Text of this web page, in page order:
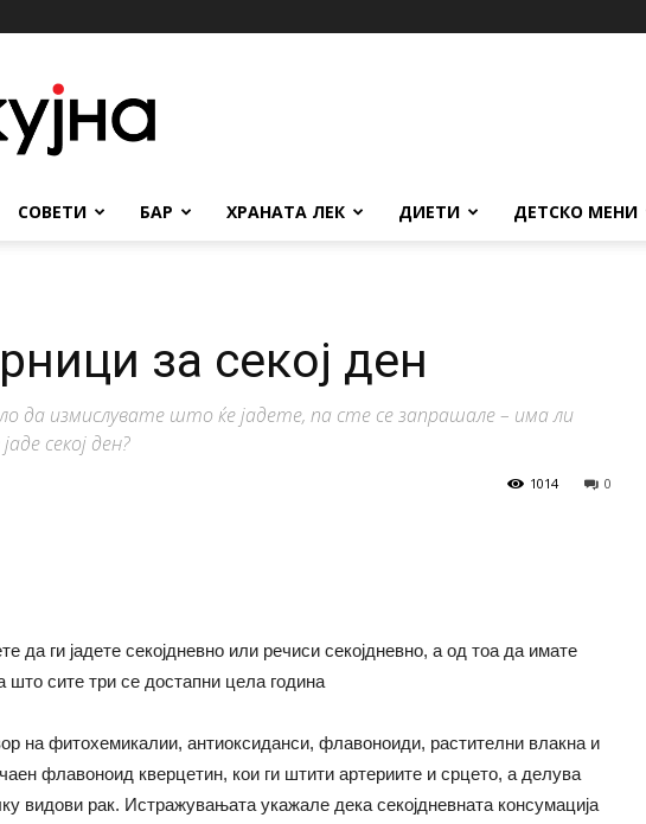
СОВЕТИ БАР ХРАНАТА ЛЕК ДИЕТИ ДЕТСКО МЕНИ
за секој ден
да измислувате што ќе јадете, па сте се запрашале – има ли
секој ден?
0
1014
да ги јадете секојдневно или речиси секојдневно, а од тоа да имате
што сите три се достапни цела година
на фитохемикалии, антиоксиданси, флавоноиди, растителни влакна и
флавоноид кверцетин, кои ги штити артериите и срцето, а делува
видови рак. Истражувањата укажале дека секојдневната консумација